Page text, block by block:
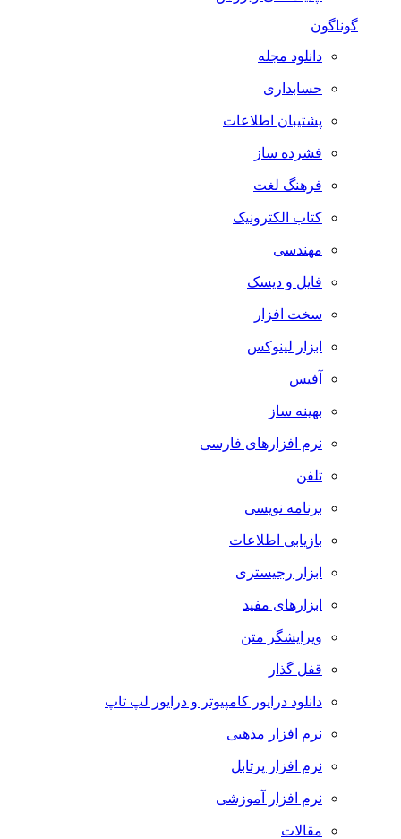
گوناگون
دانلود مجله
حسابداری
پشتیبان اطلاعات
فشرده ساز
فرهنگ لغت
کتاب الکترونیک
مهندسی
فایل و دیسک
سخت افزار
ابزار لینوکس
آفیس
بهینه ساز
نرم افزارهای فارسی
تلفن
برنامه نویسی
بازیابی اطلاعات
ابزار رجیستری
ابزارهای مفید
ویرایشگر متن
قفل گذار
دانلود درایور کامپیوتر و درایور لپ تاپ
نرم افزار مذهبی
نرم افزار پرتابل
نرم افزار آموزشی
مقالات